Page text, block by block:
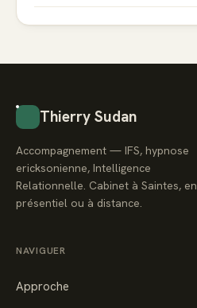
Thierry Sudan
Accompagnement — IFS, hypnose
ericksonienne, Intelligence
Relationnelle. Cabinet à Saintes, en
présentiel ou à distance.
NAVIGUER
Approche